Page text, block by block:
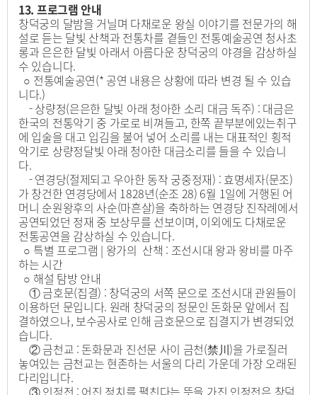
13. 프로그램 안내
창덕궁의 달밤을 거닐며 다채로운 왕실 이야기를 전문가의 해
설로 듣는 달빛 산책과 전통차를 곁들인 전통예술공연 청사초
롱과 은은한 달빛 아래서 아름다운 창덕궁의 야경을 감상하실
수 있습니다.
○ 전통예술공연(* 공연 내용은 상황에 따라 변경 될 수 있습
니다.)
- 상량정(은은한 달빛 아래 청아한 소리 대금 독주) : 대금은
한국의 전통악기 중 가로로 비껴들고, 한쪽 끝부분에있는취구
에 입술을 대고 입김을 불어 넣어 소리를 내는 대표적인 횡적
악기로 상량정달빛 아래 청아한 대금소리를 들을 수 있습니
다.
- 연경당(절제되고 우아한 동작 궁중정재) : 효명세자(문조)
가 창건한 연경당에서 1828년(순조 28) 6월 1일에 거행된 어
머니 순원왕후의 사순(마흔살)을 축하하는 연경당 진작례에서
공연되었던 정재 중 보상무를 선보이며, 이외에도 다채로운
전통공연을 감상하실 수 있습니다.
○ 특별 프로그램 | 왕가의 산책 : 조선시대 왕과 왕비를 마주
하는 시간
○ 해설 탐방 안내
① 금호문(집결) : 창덕궁의 서쪽 문으로 조선시대 관원들이
이용하던 문입니다. 원래 창덕궁의 정문인 돈화문 앞에서 집
결하였으나, 보수공사로 인해 금호문으로 집결지가 변경되었
습니다.
② 금천교 : 돈화문과 진선문 사이 금천(禁川)을 가로질러
놓여있는 금천교는 현존하는 서울의 다리 가운데 가장 오래된
다리입니다.
③ 인정전 : 어진 정치를 펼친다는 뜻을 가진 인정전은 창덕